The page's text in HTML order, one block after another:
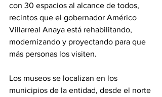
con 30 espacios al alcance de todos,
recintos que el gobernador Américo
Villarreal Anaya está rehabilitando,
modernizando y proyectando para que
más personas los visiten.
Los museos se localizan en los
municipios de la entidad, desde el norte